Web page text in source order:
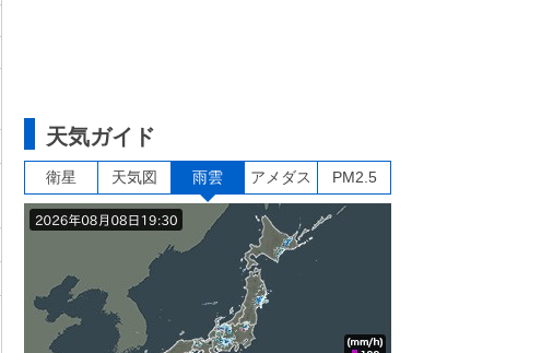
天気ガイド
衛星 天気図 雨雲 アメダス PM2.5